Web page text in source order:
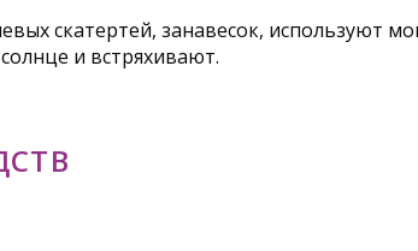
скатертей, занавесок, используют
и встряхивают.